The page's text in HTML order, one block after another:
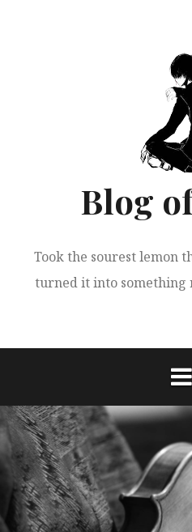
Blog
Took the sourest lemon
turned it into something